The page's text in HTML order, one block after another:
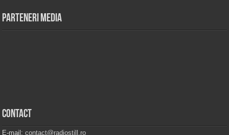
Parteneri Media
Contact
E-mail:contact@radiostill.ro